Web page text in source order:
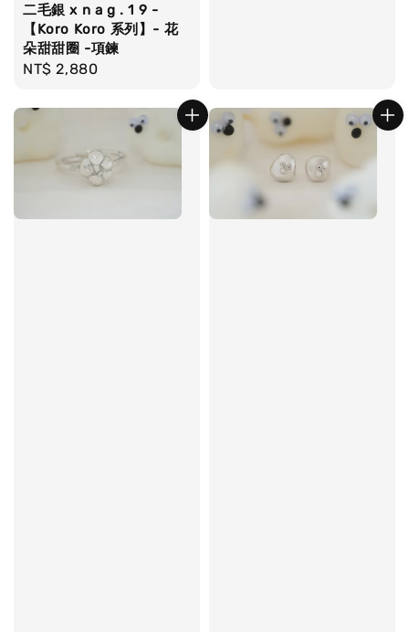
二毛銀 x n a g . 1 9 -
【Koro Koro 系列】- 花
朵甜甜圈 -項鍊
Regular
NT$ 2,880